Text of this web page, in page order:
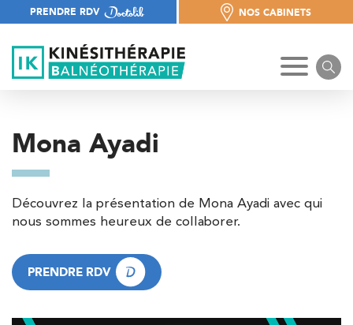
PRENDRE RDV
NOS CABINETS
NOS CABINETS
Mona Ayadi
Découvrez la présentation de Mona Ayadi avec qui
nous sommes heureux de collaborer.
PRENDRE RDV
PRENDRE RDV